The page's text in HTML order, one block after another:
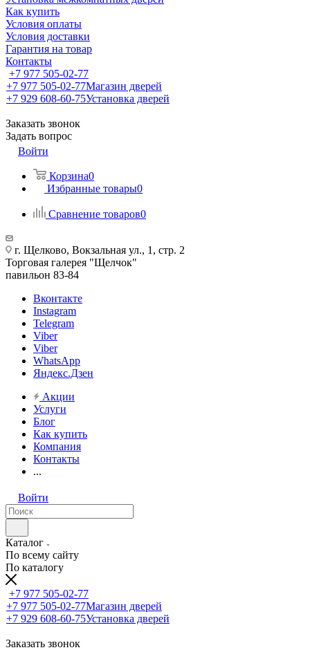
Как купить
Условия оплаты
Условия доставки
Гарантия на товар
Контакты
+7 977 505-02-77
+7 977 505-02-77Магазин дверей
+7 929 608-60-75Установка дверей
Заказать звонок
Задать вопрос
Войти
Корзина0
Избранные товары0
Сравнение товаров0
г. Щелково, Вокзальная ул., 1, стр. 2
Торговая галерея "Щелчок"
павильон 83-84
Вконтакте
Instagram
Telegram
Viber
Viber
WhatsApp
Яндекс.Дзен
Акции
Услуги
Блог
Как купить
Компания
Контакты
...
Войти
Каталог
По всему сайту
По каталогу
+7 977 505-02-77
+7 977 505-02-77Магазин дверей
+7 929 608-60-75Установка дверей
Заказать звонок